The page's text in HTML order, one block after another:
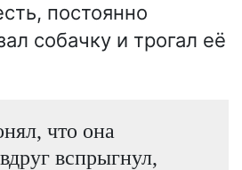
постоянно
собачку и трогал её
что она
вспрыгнул,